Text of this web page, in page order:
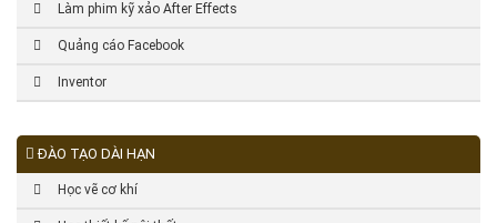
Làm phim kỹ xảo After Effects
Quảng cáo Facebook
Inventor
ĐÀO TẠO DÀI HẠN
Học vẽ cơ khí